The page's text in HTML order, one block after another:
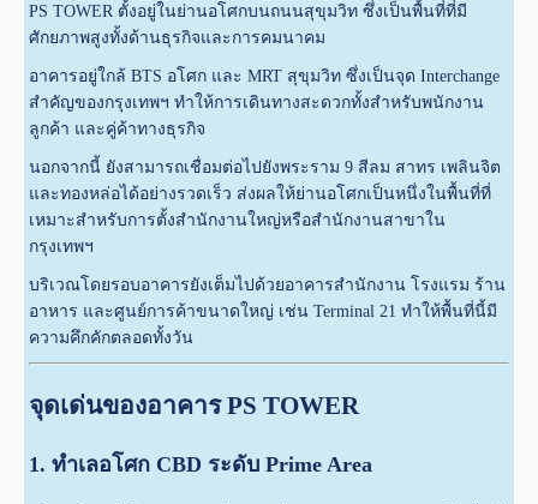
PS TOWER ตั้งอยู่ในย่านอโศกบนถนนสุขุมวิท ซึ่งเป็นพื้นที่ที่มี
ศักยภาพสูงทั้งด้านธุรกิจและการคมนาคม
อาคารอยู่ใกล้ BTS อโศก และ MRT สุขุมวิท ซึ่งเป็นจุด Interchange
สำคัญของกรุงเทพฯ ทำให้การเดินทางสะดวกทั้งสำหรับพนักงาน
ลูกค้า และคู่ค้าทางธุรกิจ
นอกจากนี้ ยังสามารถเชื่อมต่อไปยังพระราม 9 สีลม สาทร เพลินจิต
และทองหล่อได้อย่างรวดเร็ว ส่งผลให้ย่านอโศกเป็นหนึ่งในพื้นที่ที่
เหมาะสำหรับการตั้งสำนักงานใหญ่หรือสำนักงานสาขาใน
กรุงเทพฯ
บริเวณโดยรอบอาคารยังเต็มไปด้วยอาคารสำนักงาน โรงแรม ร้าน
อาหาร และศูนย์การค้าขนาดใหญ่ เช่น Terminal 21 ทำให้พื้นที่นี้มี
ความคึกคักตลอดทั้งวัน
จุดเด่นของอาคาร PS TOWER
1. ทำเลอโศก CBD ระดับ Prime Area